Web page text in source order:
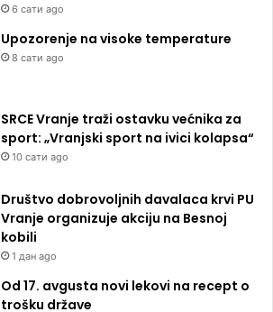
6 сати ago
Upozorenje na visoke temperature
8 сати ago
SRCE Vranje traži ostavku većnika za
sport: „Vranjski sport na ivici kolapsa“
10 сати ago
Društvo dobrovoljnih davalaca krvi PU
Vranje organizuje akciju na Besnoj
kobili
1 дан ago
Od 17. avgusta novi lekovi na recept o
trošku države